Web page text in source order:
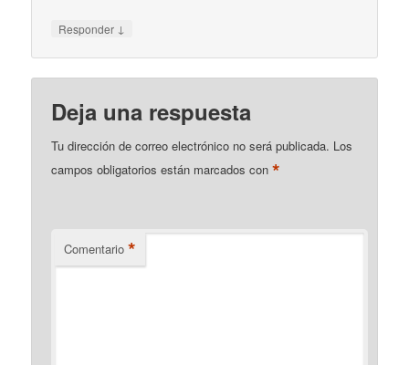
Responder ↓
Deja una respuesta
Tu dirección de correo electrónico no será publicada. Los
campos obligatorios están marcados con*
Comentario *